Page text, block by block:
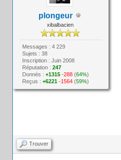
plongeur
xibalbacien
Messages : 4 229
Sujets : 38
Inscription : Juin 2008
Réputation : 247
Donnés : +1315 -288(64%)
Reçus : +6221 -1564(59%)
Trouver